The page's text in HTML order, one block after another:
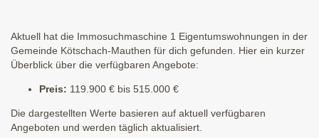
Aktuell hat die Immosuchmaschine 1 Eigentumswohnungen in der
Gemeinde Kötschach-Mauthen für dich gefunden. Hier ein kurzer
Überblick über die verfügbaren Angebote:
Preis: 119.900 € bis 515.000 €
Die dargestellten Werte basieren auf aktuell verfügbaren
Angeboten und werden täglich aktualisiert.